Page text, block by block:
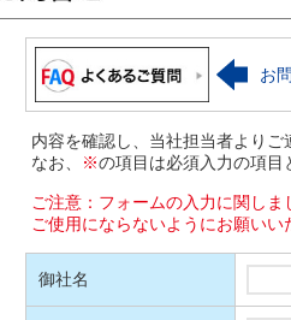
お
内容を確認し、当社担当者よりご
なお、
※の項目は必須入力の項目
ご注意：フォームの入力に関し
ご使用にならないようにお願いい
御社名